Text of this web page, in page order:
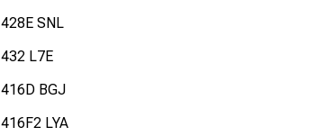
428E SNL
432 L7E
416D BGJ
416F2 LYA